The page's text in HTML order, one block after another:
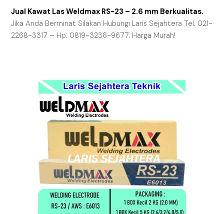
Jual Kawat Las Weldmax RS-23 – 2.6 mm Berkualitas.
Jika Anda Berminat Silakan Hubungi Laris Sejahtera Tel. 021-
2268-3317 – Hp. 0819-3236-9677. Harga Murah!